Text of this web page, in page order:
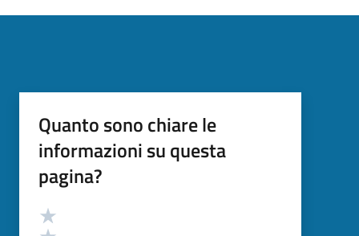
Quanto sono chiare le
informazioni su questa
pagina?
Valutazione